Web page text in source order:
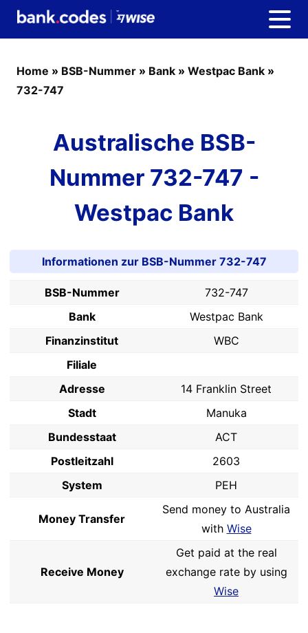
Home » BSB-Nummer » Bank » Westpac Bank »
732-747
Australische BSB-
Nummer 732-747 -
Westpac Bank
Informationen zur BSB-Nummer 732-747
BSB-Nummer
732-747
Bank
Westpac Bank
Finanzinstitut
WBC
Filiale
Adresse
14 Franklin Street
Stadt
Manuka
Bundesstaat
ACT
Postleitzahl
2603
System
PEH
Money Transfer
Send money to Australia
with Wise
Receive Money
Get paid at the real
exchange rate by using
Wise